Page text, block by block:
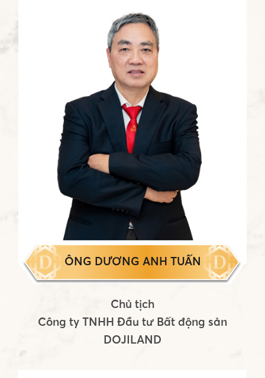
ÔNG DƯƠNG ANH TUẤN
Chủ tịch
Công ty TNHH Đầu tư Bất động sản
DOJILAND